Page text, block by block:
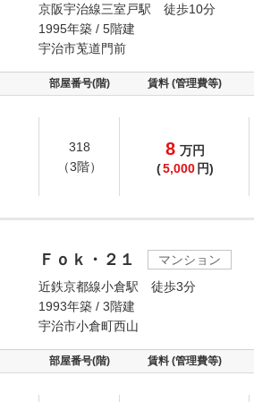
京阪宇治線三室戸駅 徒歩10分
1995年築 / 5階建
宇治市莵道門前
部屋番号(階) 賃料 (管理費等)
318
（3階）
8 万円
(5,000 円)
Ｆｏｋ・２１
マンション
近鉄京都線小倉駅 徒歩3分
1993年築 / 3階建
宇治市小倉町西山
部屋番号(階) 賃料 (管理費等)